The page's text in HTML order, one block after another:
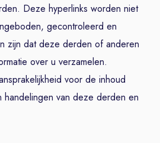
Deze hyperlinks worden niet
gecontroleerd en
zijn dat deze derden of anderen
over u verzamelen.
voor de inhoud
van deze derden en